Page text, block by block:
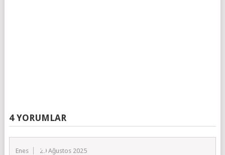
4 YORUMLAR
Enes 29 Ağustos 2025